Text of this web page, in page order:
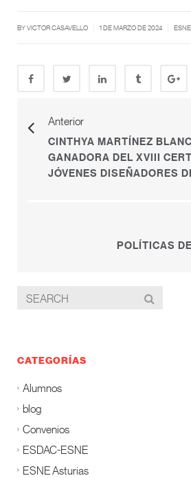
BYVICTOR CASAVELLO 1 DE MARZO DE 2024
Anterior
CINTHYA MARTÍNEZ
GANADORA DEL XVIII
JÓVENES DISEÑADORES
POLÍTICAS
CATEGORÍAS
Alumnos
blog
Convenios
ESDAC-ESNE
ESNE Asturias